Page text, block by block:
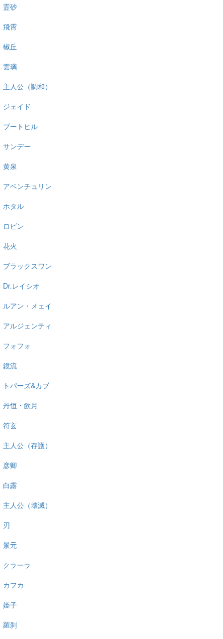
霊砂
飛霄
椒丘
雲璃
主人公（調和）
ジェイド
ブートヒル
サンデー
黄泉
アベンチュリン
ホタル
ロビン
花火
ブラックスワン
Dr.レイシオ
ルアン・メェイ
アルジェンティ
フォフォ
鏡流
トパーズ&カブ
丹恒・飲月
符玄
主人公（存護）
彦卿
白露
主人公（壊滅）
刃
景元
クラーラ
カフカ
姫子
羅刹